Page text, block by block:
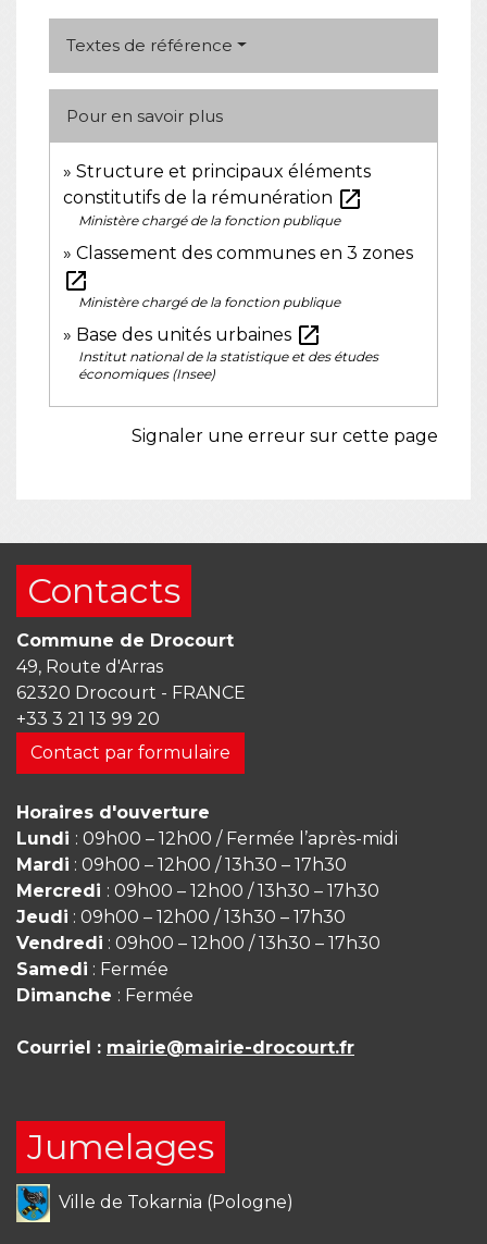
Textes de référence
Pour en savoir plus
Structure et principaux éléments
constitutifs de la rémunération open_in_new
Ministère chargé de la fonction publique
Classement des communes en 3 zones
open_in_new
Ministère chargé de la fonction publique
Base des unités urbaines open_in_new
Institut national de la statistique et des études
économiques (Insee)
Signaler une erreur sur cette page
Contacts
Commune de Drocourt
49, Route d'Arras
62320 Drocourt - FRANCE
+33 3 21 13 99 20
Contact par formulaire
Horaires d'ouverture
Lundi : 09h00 – 12h00 / Fermée l’après-midi
Mardi : 09h00 – 12h00 / 13h30 – 17h30
Mercredi : 09h00 – 12h00 / 13h30 – 17h30
Jeudi : 09h00 – 12h00 / 13h30 – 17h30
Vendredi : 09h00 – 12h00 / 13h30 – 17h30
Samedi : Fermée
Dimanche : Fermée
Courriel : mairie@mairie-drocourt.fr
Jumelages
Ville de Tokarnia (Pologne)